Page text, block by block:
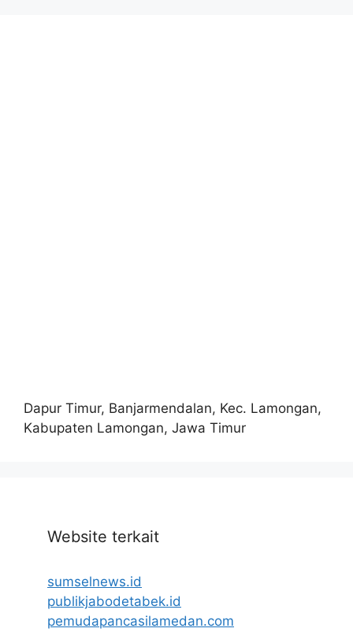
Dapur Timur, Banjarmendalan, Kec. Lamongan,
Kabupaten Lamongan, Jawa Timur
Website terkait
sumselnews.id
publikjabodetabek.id
pemudapancasilamedan.com